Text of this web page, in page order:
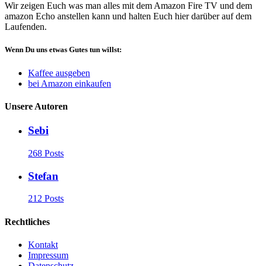
Wir zeigen Euch was man alles mit dem Amazon Fire TV und dem
amazon Echo anstellen kann und halten Euch hier darüber auf dem
Laufenden.
Wenn Du uns etwas Gutes tun willst:
Kaffee ausgeben
bei Amazon einkaufen
Unsere Autoren
Sebi
268 Posts
Stefan
212 Posts
Rechtliches
Kontakt
Impressum